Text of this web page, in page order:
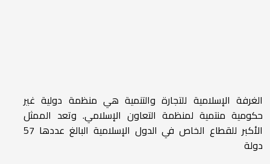
الغرفة الإسلامية للتجارة والتنمية هي منظمة دولية غير
حكومية منتمية لمنظمة التعاون الإسلامي. وتعد الممثل
الأكبر للقطاع الخاص في الدول الإسلامية البالغ عددها 57
دولة